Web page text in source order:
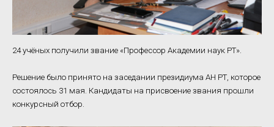
24 учёных получили звание «Профессор Академии наук РТ».
Решение было принято на заседании президиума АН РТ, которое
состоялось 31 мая. Кандидаты на присвоение звания прошли
конкурсный отбор.